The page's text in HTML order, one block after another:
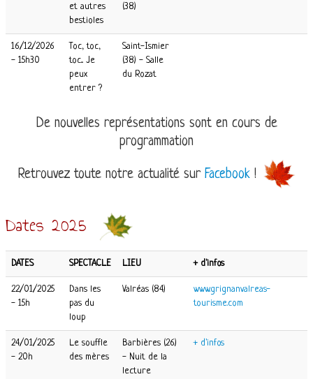
et autres
bestioles
(38)
16/12/2026
- 15h30
Toc, toc,
toc... Je
peux
entrer ?
Saint-Ismier
(38) - Salle
du Rozat
De nouvelles représentations sont en cours de
programmation
Retrouvez toute notre actualité sur Facebook!
Dates 2025
DATES SPECTACLE LIEU + d'infos
22/01/2025
- 15h
Dans les
pas du
loup
Valréas (84)
www.grignanvalreas-
tourisme.com
24/01/2025
- 20h
Le souffle
des mères
Barbières (26)
- Nuit de la
lecture
+ d'infos